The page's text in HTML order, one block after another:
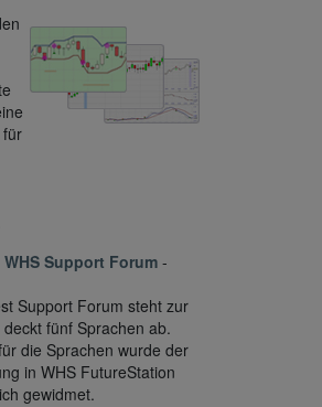
für
WHS Support Forum -
Support Forum steht zur
fünf Sprachen ab.
die Sprachen wurde der
in WHS FutureStation
gewidmet.